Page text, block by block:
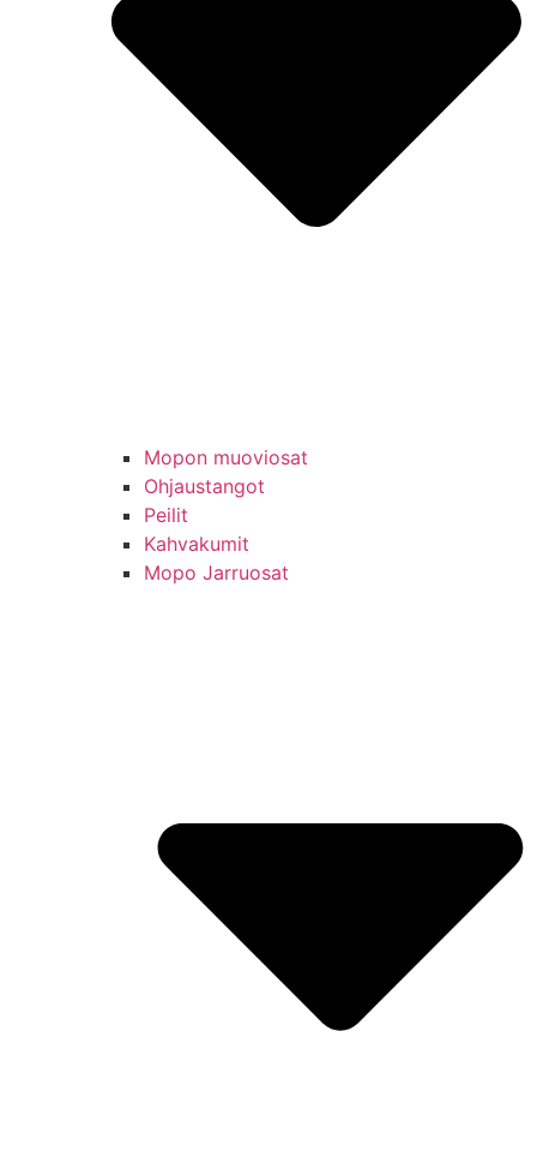
Mopon muoviosat
Ohjaustangot
Peilit
Kahvakumit
Mopo Jarruosat